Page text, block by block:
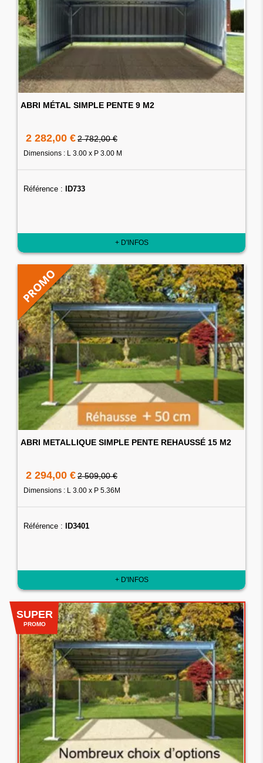
ABRI MÉTAL SIMPLE PENTE 9 M2
2 282,00 €2 782,00 €
Dimensions : L 3.00 x P 3.00 M
Référence : ID733
+ D'INFOS
ABRI METALLIQUE SIMPLE PENTE REHAUSSÉ 15 M2
2 294,00 €2 509,00 €
Dimensions : L 3.00 x P 5.36M
Référence : ID3401
+ D'INFOS
SUPER
PROMO